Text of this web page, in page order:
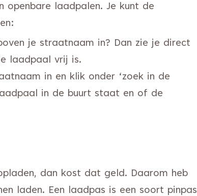
openbare laadpalen. Je kunt de
een andere website)
je straatnaam in? Dan zie je direct
laadpaal vrij is.
naar een andere website)
in en klik onder ‘zoek in de
in de buurt staat en of de
dan kost dat geld. Daarom heb
laden. Een laadpas is een soort pinpas